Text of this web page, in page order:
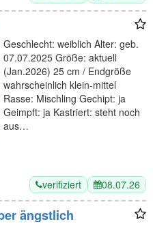
Geschlecht: weiblich Alter: geb.
07.07.2025 Größe: aktuell
(Jan.2026) 25 cm / Endgröße
wahrscheinlich klein-mittel
Rasse: Mischling Gechipt: ja
Geimpft: ja Kastriert: steht noch
aus…
verifiziert 08.07.26
ängstlich